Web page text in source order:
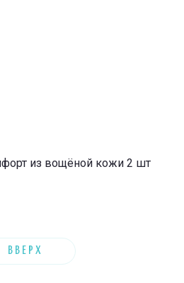
из вощёной кожи 2 шт
ВВЕРХ